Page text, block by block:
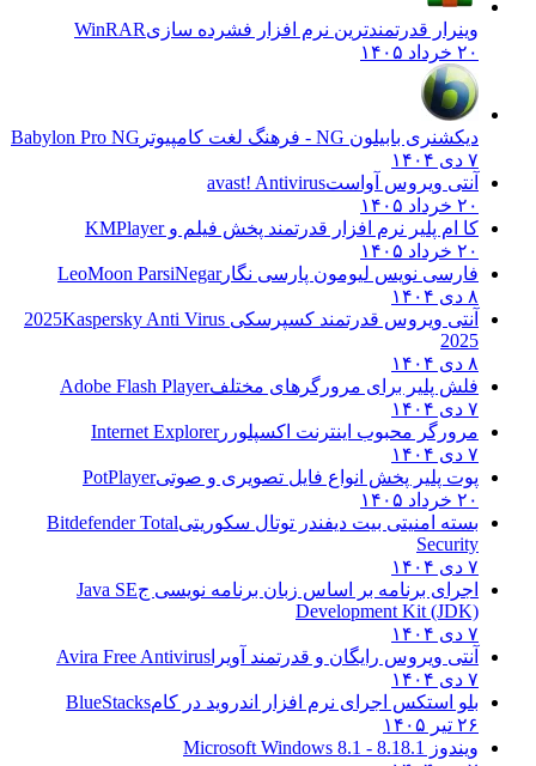
وینرار قدرتمندترین نرم افزار فشرده سازیWinRAR
۲۰ خرداد ۱۴۰۵
دیکشنری بابیلون NG - فرهنگ لغت کامپیوتر
Babylon Pro NG
۷ دی ۱۴۰۴
آنتی ویروس آواستavast! Antivirus
۲۰ خرداد ۱۴۰۵
کا ام پلیر نرم افزار قدرتمند پخش فیلم وKMPlayer
۲۰ خرداد ۱۴۰۵
فارسی نویس لیومون پارسی نگارLeoMoon ParsiNegar
۸ دی ۱۴۰۴
آنتی ویروس قدرتمند کسپرسکی 2025 Kaspersky Anti Virus
2025
۸ دی ۱۴۰۴
فلش پلیر برای مرورگرهای مختلفAdobe Flash Player
۷ دی ۱۴۰۴
مرورگر محبوب اینترنت اکسپلوررInternet Explorer
۷ دی ۱۴۰۴
پوت پلیر پخش انواع فایل تصویری و صوتیPotPlayer
۲۰ خرداد ۱۴۰۵
بسته امنیتی بیت دیفندر توتال سکوریتیBitdefender Total
Security
۷ دی ۱۴۰۴
اجرای برنامه بر اساس زبان برنامه نویسی جJava SE
Development Kit (JDK)
۷ دی ۱۴۰۴
آنتی ویروس رایگان و قدرتمند آویرا Avira Free Antivirus
۷ دی ۱۴۰۴
بلو استکس اجرای نرم افزار اندروید در کامBlueStacks
۲۶ تیر ۱۴۰۵
ویندوز 8.1
8.1 - Microsoft Windows 8.1